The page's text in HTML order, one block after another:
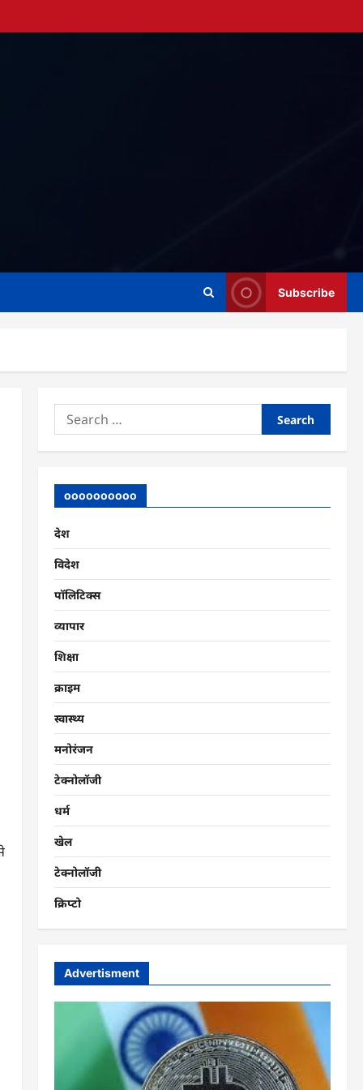
Subscribe
Search
for:
oooooooooo
देश
विदेश
पॉलिटिक्स
व्यापार
शिक्षा
क्राइम
स्वास्थ्य
मनोरंजन
टेक्नोलॉजी
धर्म
खेल
टेक्नोलॉजी
क्रिप्टो
Advertisment